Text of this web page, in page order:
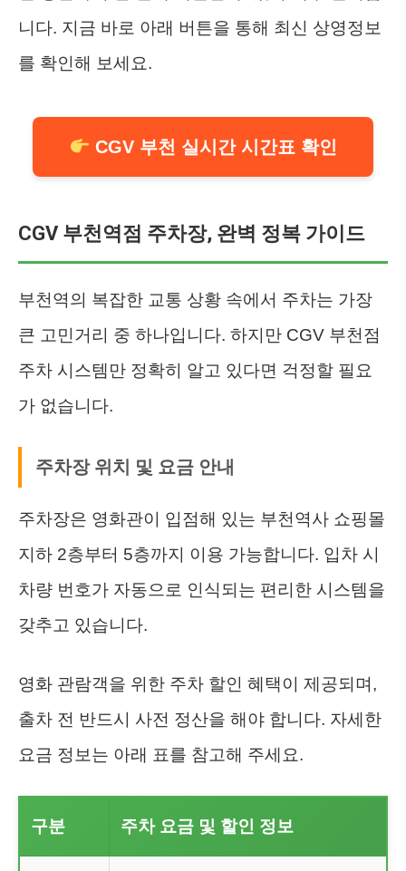
니다. 지금 바로 아래 버튼을 통해 최신 상영정보
를 확인해 보세요.
CGV 부천 실시간 시간표 확인
CGV 부천역점 주차장, 완벽 정복 가이드
부천역의 복잡한 교통 상황 속에서 주차는 가장
큰 고민거리 중 하나입니다. 하지만 CGV 부천점
주차 시스템만 정확히 알고 있다면 걱정할 필요
가 없습니다.
주차장 위치 및 요금 안내
주차장은 영화관이 입점해 있는 부천역사 쇼핑몰
지하 2층부터 5층까지 이용 가능합니다. 입차 시
차량 번호가 자동으로 인식되는 편리한 시스템을
갖추고 있습니다.
영화 관람객을 위한 주차 할인 혜택이 제공되며,
출차 전 반드시 사전 정산을 해야 합니다. 자세한
요금 정보는 아래 표를 참고해 주세요.
구분 주차 요금 및 할인 정보